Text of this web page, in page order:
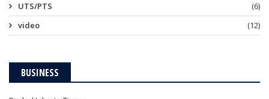
UTS/PTS
(6)
video
(12)
BUSINESS